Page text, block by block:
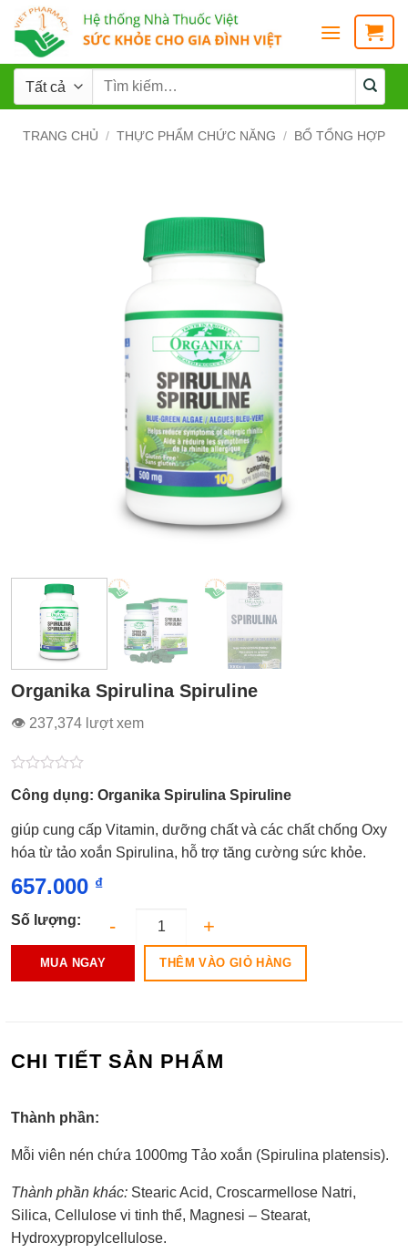
TRANG CHỦ / THỰC PHẨM CHỨC NĂNG / BỔ TỔNG HỢP
Organika Spirulina Spiruline
👁 237,374 lượt xem
xếp
0.0
5
sao
Công dụng: Organika Spirulina Spiruline
giúp cung cấp Vitamin, dưỡng chất và các chất chống Oxy
hóa từ tảo xoắn Spirulina, hỗ trợ tăng cường sức khỏe.
657.000 ₫
Số lượng:
MUA NGAY THÊM VÀO GIỎ HÀNG
CHI TIẾT SẢN PHẨM
Thành phần:
Mỗi viên nén chứa 1000mg Tảo xoắn (Spirulina platensis).
Thành phần khác: Stearic Acid, Croscarmellose Natri,
Silica, Cellulose vi tinh thể, Magnesi – Stearat,
Hydroxypropylcellulose.